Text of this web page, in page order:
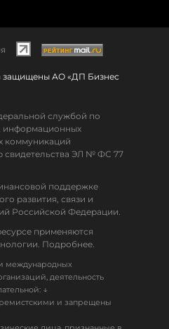
защищены АО «ДП Бизнес
службой по
информационных
коммуникаций
свидетельства ЭЛ № ФС 77
поддержке
развития, связи и
Российской Федерации.
применяются
Подробнее.
международных
деятельность
↓
и запрещены